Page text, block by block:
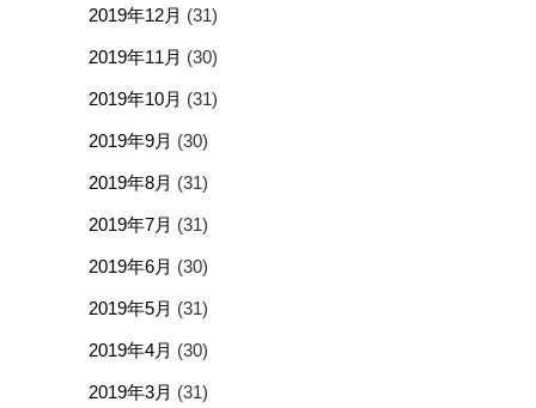
2019年12月 (31)
2019年11月 (30)
2019年10月 (31)
2019年9月 (30)
2019年8月 (31)
2019年7月 (31)
2019年6月 (30)
2019年5月 (31)
2019年4月 (30)
2019年3月 (31)